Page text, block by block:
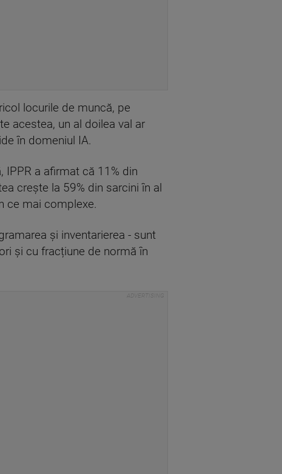
locurile de muncă, pe
acestea, un al doilea val ar
în domeniul IA.
a afirmat că 11% din
crește la 59% din sarcini în al
ce mai complexe.
și inventarierea - sunt
și cu fracțiune de normă în